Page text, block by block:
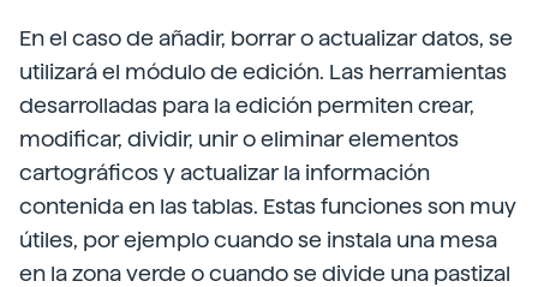
En el caso de añadir, borrar o actualizar datos, se
utilizará el módulo de edición. Las herramientas
desarrolladas para la edición permiten crear,
modificar, dividir, unir o eliminar elementos
cartográficos y actualizar la información
contenida en las tablas. Estas funciones son muy
útiles, por ejemplo cuando se instala una mesa
en la zona verde o cuando se divide una pastizal